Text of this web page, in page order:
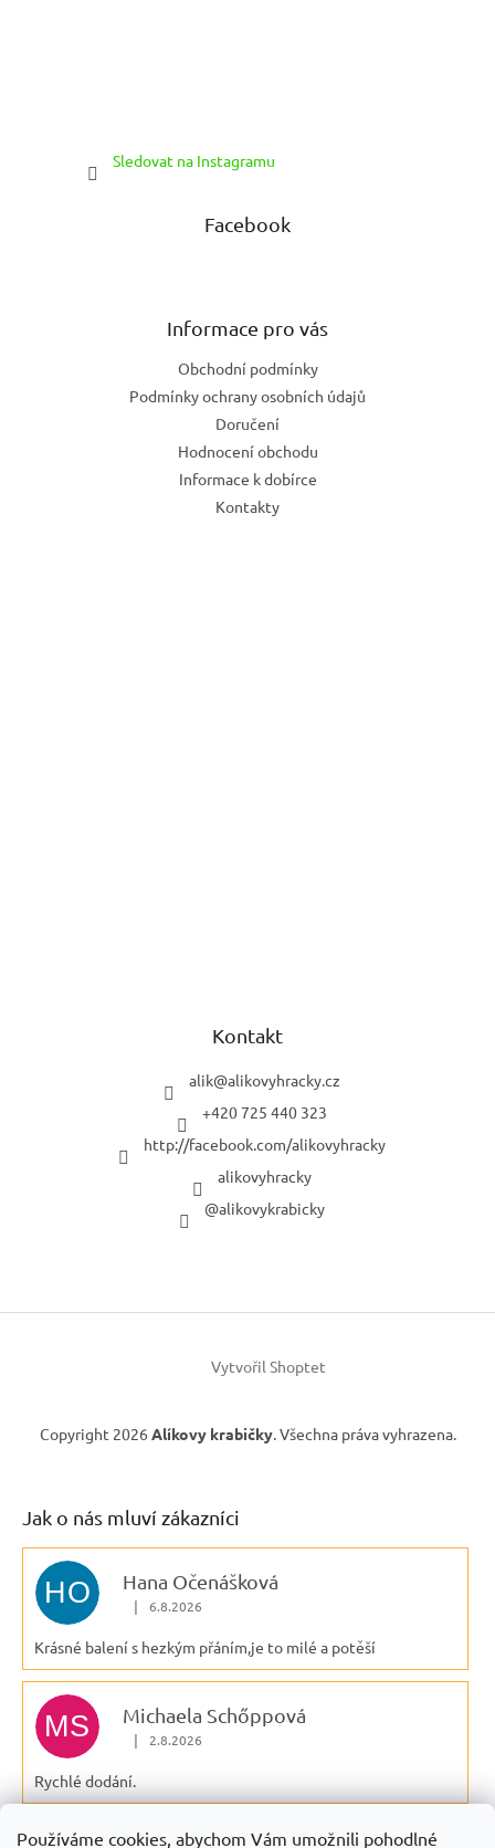
Používáme cookies, abychom Vám umožnili pohodlné
Sledovat na Instagramu
Facebook
Informace pro vás
Obchodní podmínky
Podmínky ochrany osobních údajů
Doručení
Hodnocení obchodu
Informace k dobírce
Kontakty
Kontakt
alik@alikovyhracky.cz
+420 725 440 323
http://facebook.com/alikovyhracky
alikovyhracky
@alikovykrabicky
Vytvořil Shoptet
Copyright 2026 Alíkovy krabičky. Všechna práva vyhrazena.
Jak o nás mluví zákazníci
HO Hana Očenášková
Hodnocení obchodu je 5 z 5 hvězdiček.
| 6.8.2026
Krásné balení s hezkým přáním,je to milé a potěší
MS Michaela Schőppová
Hodnocení obchodu je 5 z 5 hvězdiček.
| 2.8.2026
Rychlé dodání.